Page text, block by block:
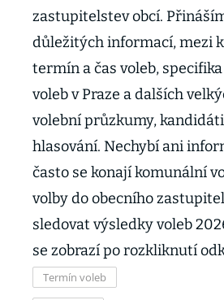
zastupitelstev obcí.
důležitých informací, mezi
termín a čas voleb,
voleb v Praze a dalších
volební průzkumy,
hlasování. Nechybí ani
často se konají komunální
volby do obecního
sledovat výsledky voleb
se zobrazí po rozkliknutí
Termín voleb